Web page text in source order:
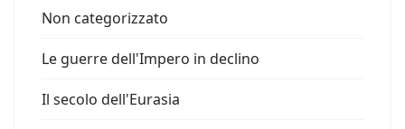
Non categorizzato
Le guerre dell'Impero in declino
Il secolo dell'Eurasia